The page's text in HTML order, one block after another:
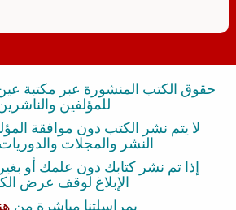
حقوق الكتب المنشورة عبر مكتبة
للمؤلفين
لا يتم نشر الكتب دون موافقة
النشر والمجلات
إذا تم نشر كتابك دون علمك أو
الإبلاغ لوقف عرض
بمراسلتنا مباشرة من